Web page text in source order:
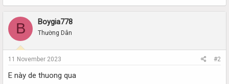
B Boygia778
Thường Dân
11 November 2023 #2
E này de thuong qua